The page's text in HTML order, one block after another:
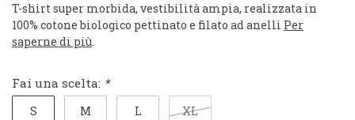
T-shirt super morbida, vestibilità ampia, realizzata in
100% cotone biologico pettinato e filato ad anelli Per
saperne di più.
Fai una scelta: *
S M L XL